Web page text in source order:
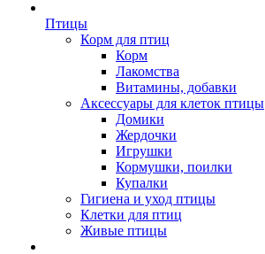
Птицы
Корм для птиц
Корм
Лакомства
Витамины, добавки
Аксессуары для клеток птицы
Домики
Жердочки
Игрушки
Кормушки, поилки
Купалки
Гигиена и уход птицы
Клетки для птиц
Живые птицы